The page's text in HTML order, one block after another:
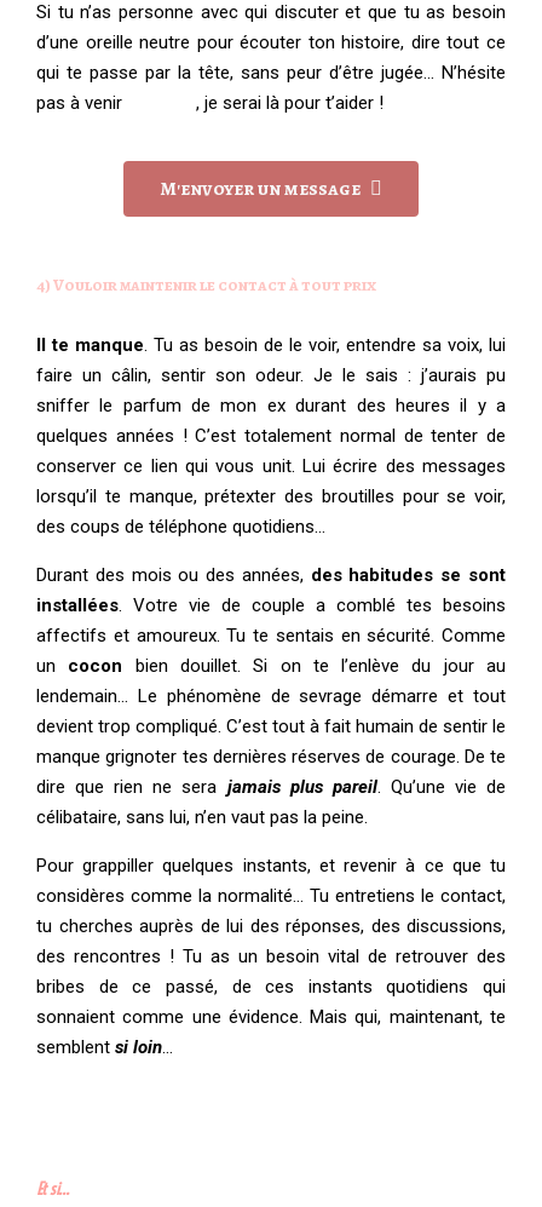
Si tu n’as personne avec qui discuter et que tu as besoin
d’une oreille neutre pour écouter ton histoire, dire tout ce
qui te passe par la tête, sans peur d’être jugée… N’hésite
pas à venir
, je serai là pour t’aider !
M'envoyer un message
4) Vouloir maintenir le contact à tout prix
Il te manque. Tu as besoin de le voir, entendre sa voix, lui
faire un câlin, sentir son odeur. Je le sais : j’aurais pu
sniffer le parfum de mon ex durant des heures il y a
quelques années ! C’est totalement normal de tenter de
conserver ce lien qui vous unit. Lui écrire des messages
lorsqu’il te manque, prétexter des broutilles pour se voir,
des coups de téléphone quotidiens…
Durant des mois ou des années, des habitudes se sont
installées. Votre vie de couple a comblé tes besoins
affectifs et amoureux. Tu te sentais en sécurité. Comme
un cocon bien douillet. Si on te l’enlève du jour au
lendemain… Le phénomène de sevrage démarre et tout
devient trop compliqué. C’est tout à fait humain de sentir le
manque grignoter tes dernières réserves de courage. De te
dire que rien ne sera jamais plus pareil. Qu’une vie de
célibataire, sans lui, n’en vaut pas la peine.
Pour grappiller quelques instants, et revenir à ce que tu
considères comme la normalité… Tu entretiens le contact,
tu cherches auprès de lui des réponses, des discussions,
des rencontres ! Tu as un besoin vital de retrouver des
bribes de ce passé, de ces instants quotidiens qui
sonnaient comme une évidence. Mais qui, maintenant, te
semblent si loin…
Et si…